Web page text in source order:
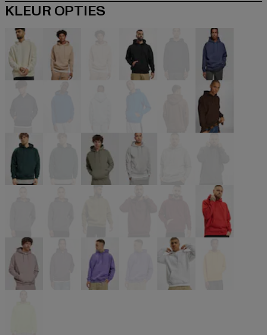
KLEUR OPTIES
blau
blau blau blau
grau
grau olive rot